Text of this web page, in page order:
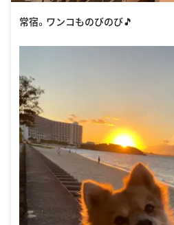
常宿。ワンコものびのび🎵